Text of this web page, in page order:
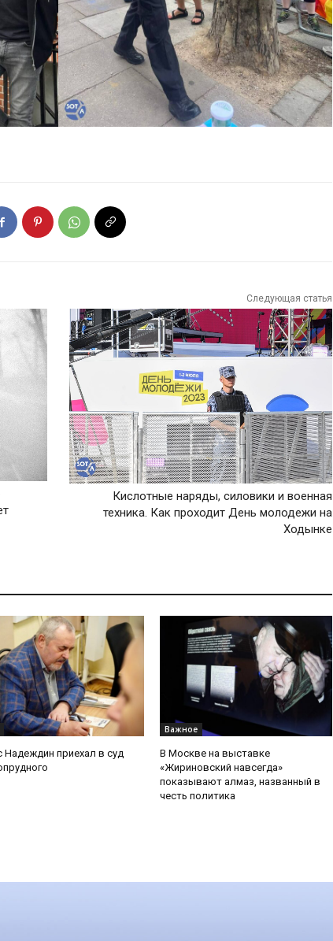
Следующая статья
Кислотные наряды, силовики и военная
техника. Как проходит День молодежи на
Ходынке
Надеждин приехал в суд
Важное
В Москве на выставке
«Жириновский навсегда»
показывают алмаз, названный в
честь политика